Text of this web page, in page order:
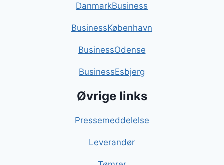
DanmarkBusiness
BusinessKøbenhavn
BusinessOdense
BusinessEsbjerg
Øvrige links
Pressemeddelelse
Leverandør